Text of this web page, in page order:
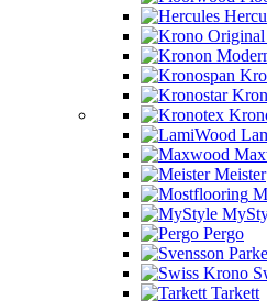
Meister
Pergo
Tarkett